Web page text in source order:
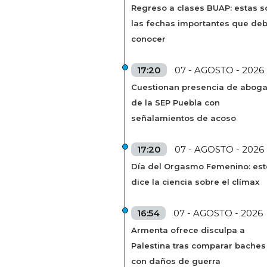
Regreso a clases BUAP: estas
las fechas importantes que
conocer
17:20 07 - AGOSTO - 2026
Cuestionan presencia de
de la SEP Puebla con
señalamientos de acoso
17:20 07 - AGOSTO - 2026
Día del Orgasmo Femenino:
dice la ciencia sobre el clímax
16:54 07 - AGOSTO - 2026
Armenta ofrece disculpa a
Palestina tras comparar baches
con daños de guerra